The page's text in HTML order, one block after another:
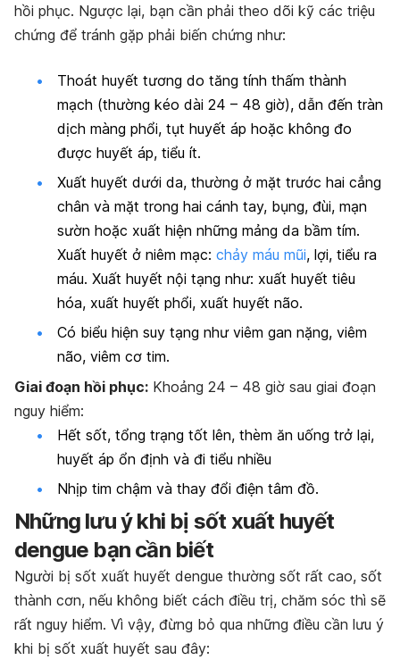
hồi phục. Ngược lại, bạn cần phải theo dõi kỹ các triệu
chứng để tránh gặp phải biến chứng như:
Thoát huyết tương do tăng tính thấm thành
mạch (thường kéo dài 24 – 48 giờ), dẫn đến tràn
dịch màng phổi, tụt huyết áp hoặc không đo
được huyết áp, tiểu ít.
Xuất huyết dưới da, thường ở mặt trước hai cẳng
chân và mặt trong hai cánh tay, bụng, đùi, mạn
sườn hoặc xuất hiện những mảng da bầm tím.
Xuất huyết ở niêm mạc: chảy máu mũi, lợi, tiểu ra
máu. Xuất huyết nội tạng như: xuất huyết tiêu
hóa, xuất huyết phổi, xuất huyết não.
Có biểu hiện suy tạng như viêm gan nặng, viêm
não, viêm cơ tim.
Giai đoạn hồi phục: Khoảng 24 – 48 giờ sau giai đoạn
nguy hiểm:
Hết sốt, tổng trạng tốt lên, thèm ăn uống trở lại,
huyết áp ổn định và đi tiểu nhiều
Nhịp tim chậm và thay đổi điện tâm đồ.
Những lưu ý khi bị sốt xuất huyết
dengue bạn cần biết
Người bị sốt xuất huyết dengue thường sốt rất cao, sốt
thành cơn, nếu không biết cách điều trị, chăm sóc thì sẽ
rất nguy hiểm. Vì vậy, đừng bỏ qua những điều cần lưu ý
khi bị sốt xuất huyết sau đây: